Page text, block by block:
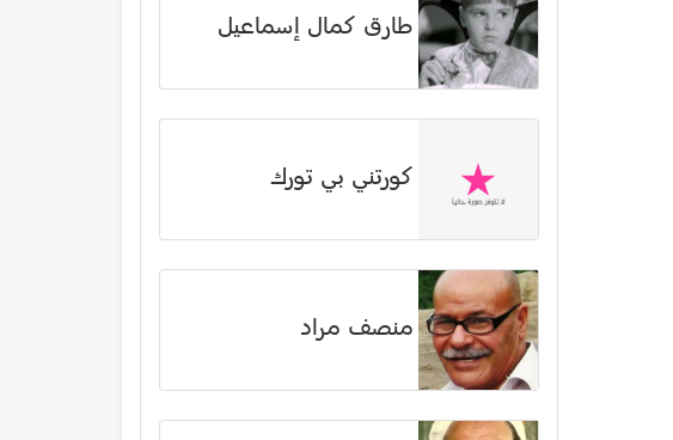
طارق كمال إسماعيل
كورتني بي تورك
منصف مراد